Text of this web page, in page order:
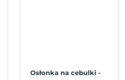
Osłonka na cebulki -